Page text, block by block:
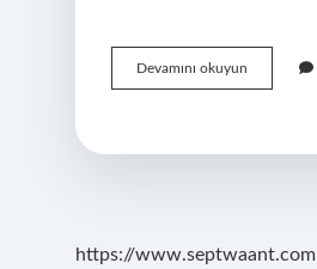
Devamını okuyun
Gevende
https://www.septwaant.com